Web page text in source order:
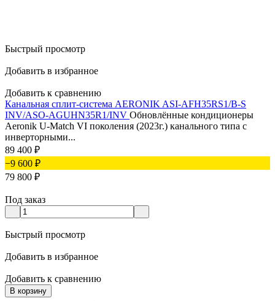
Быстрый просмотр
Добавить в избранное
Добавить к сравнению
Канальная сплит-система AERONIK ASI-AFH35RS1/B-S
INV/ASO-AGUHN35R1/INV Обновлённые кондиционеры
Aeronik U-Match VI поколения (2023г.) канального типа с
инверторными...
89 400 ₽
−9 600 ₽
79 800 ₽
Под заказ
Быстрый просмотр
Добавить в избранное
Добавить к сравнению
В корзину